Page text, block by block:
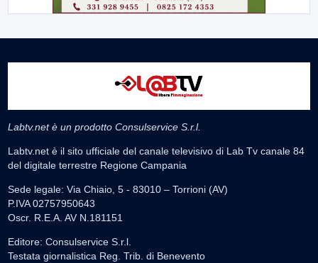
Labtv.net è un prodotto Consulservice S.r.l.
Labtv.net è il sito ufficiale del canale televisivo di Lab Tv canale 84
del digitale terrestre Regione Campania
Sede legale: Via Chiaio, 5 - 83010 – Torrioni (AV)
P.IVA 02757950643
Oscr. R.E.A. AV N.181151
Editore: Consulservice S.r.l.
Testata giornalistica Reg. Trib. di Benevento